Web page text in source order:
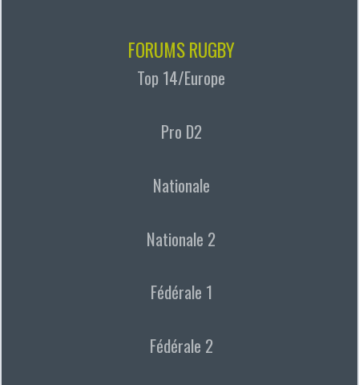
FORUMS RUGBY
Top 14/Europe
Pro D2
Nationale
Nationale 2
Fédérale 1
Fédérale 2